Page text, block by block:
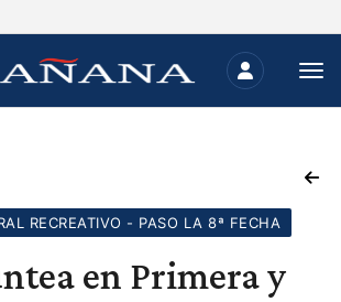
RECREATIVO - PASO LA 8ª FECHA
en Primera y